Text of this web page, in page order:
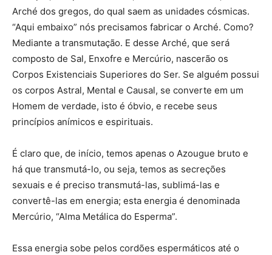
Arché dos gregos, do qual saem as unidades cósmicas.
“Aqui embaixo” nós precisamos fabricar o Arché. Como?
Mediante a transmutação. E desse Arché, que será
composto de Sal, Enxofre e Mercúrio, nascerão os
Corpos Existenciais Superiores do Ser. Se alguém possui
os corpos Astral, Mental e Causal, se converte em um
Homem de verdade, isto é óbvio, e recebe seus
princípios anímicos e espirituais.
É claro que, de início, temos apenas o Azougue bruto e
há que transmutá-lo, ou seja, temos as secreções
sexuais e é preciso transmutá-las, sublimá-las e
convertê-las em energia; esta energia é denominada
Mercúrio, “Alma Metálica do Esperma”.
Essa energia sobe pelos cordões espermáticos até o